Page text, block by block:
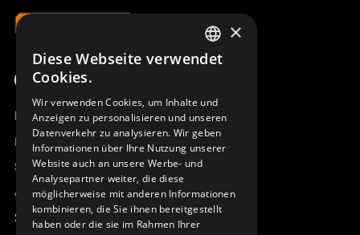
FRONT S-800 L15
948105-002
Produktübersicht
Remotus
Sesam
Access_Ctrl
Support
SWEDISH
DEUTSCH
×
Diese Webseite verwendet
Cookies.
Wir verwenden Cookies, um Inhalte und
Anzeigen zu personalisieren und unseren
Datenverkehr zu analysieren. Wir geben
Informationen über Ihre Nutzung unserer
Website auch an unsere Werbe- und
Analysepartner weiter, die diese
möglicherweise mit anderen Informationen
kombinieren, die Sie ihnen bereitgestellt
haben oder die sie im Rahmen Ihrer